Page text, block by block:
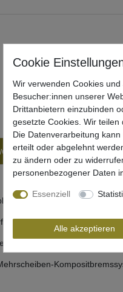
zum Raubfischangeln
118m / 0,25mm,
5kg, Schnureinzug:
Wir verwenden Cookies
Besucher:innen unserer
Drittanbietern einzubinden
gesetzte Cookies. Wir
Die Datenverarbeitung
erteilt oder abgelehnt
zu ändern oder zu
personenbezogener Daten
Essenziell
Alle akzeptieren